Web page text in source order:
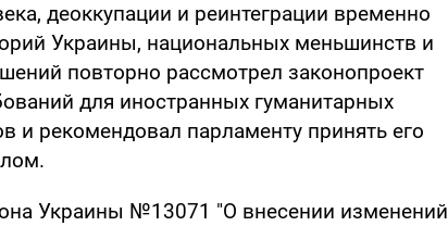
деоккупации и реинтеграции временно
Украины, национальных меньшинств и
повторно рассмотрел законопроект
для иностранных гуманитарных
и рекомендовал парламенту принять его
Украины №13071 "О внесении изменений